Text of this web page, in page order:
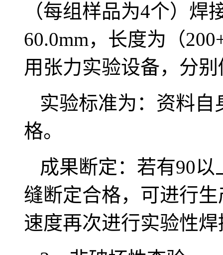
（每组样品为4个）焊
60.0mm，长度为（
用张力实验设备，分
实验标准为：资料
格。
成果断定：若有90
缝断定合格，可进行
速度再次进行实验性